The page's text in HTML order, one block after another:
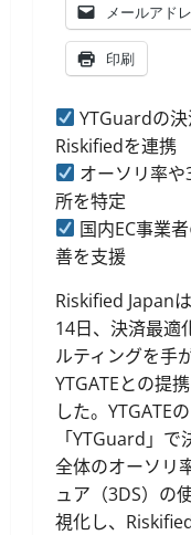
メールアド
印刷
YTGuardの
Riskifiedを連携
オーソリ率
所を特定
国内EC事業
善を支援
Riskified Japan
14日、決済最適
ルティングを手
YTGATEとの提
した。YTGATEの
「YTGuard」で
全体のオーソリ
ュア（3DS）の
視化し、